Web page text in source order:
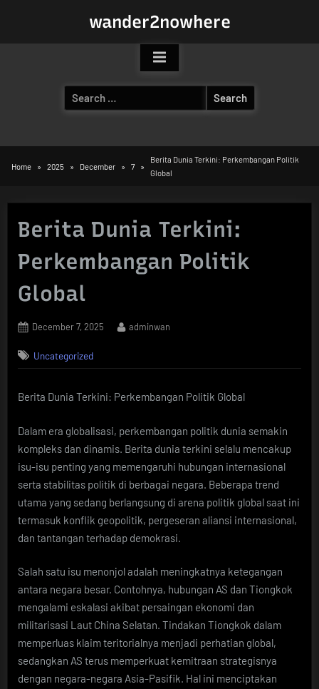
wander2nowhere
Search
for:
Home 2025 December 7
Berita Dunia Terkini: Perkembangan Politik
Global
Berita Dunia Terkini:
Perkembangan Politik
Global
Posted
December 7, 2025 By
adminwan
Uncategorized
Berita Dunia Terkini: Perkembangan Politik Global
Dalam era globalisasi, perkembangan politik dunia semakin
kompleks dan dinamis. Berita dunia terkini selalu mencakup
isu-isu penting yang memengaruhi hubungan internasional
serta stabilitas politik di berbagai negara. Beberapa trend
utama yang sedang berlangsung di arena politik global saat ini
termasuk konflik geopolitik, pergeseran aliansi internasional,
dan tantangan terhadap demokrasi.
Salah satu isu menonjol adalah meningkatnya ketegangan
antara negara besar. Contohnya, hubungan AS dan Tiongkok
mengalami eskalasi akibat persaingan ekonomi dan
militarisasi Laut China Selatan. Tindakan Tiongkok dalam
memperluas klaim teritorialnya menjadi perhatian global,
sedangkan AS terus memperkuat kemitraan strategisnya
dengan negara-negara Asia-Pasifik. Hal ini menciptakan